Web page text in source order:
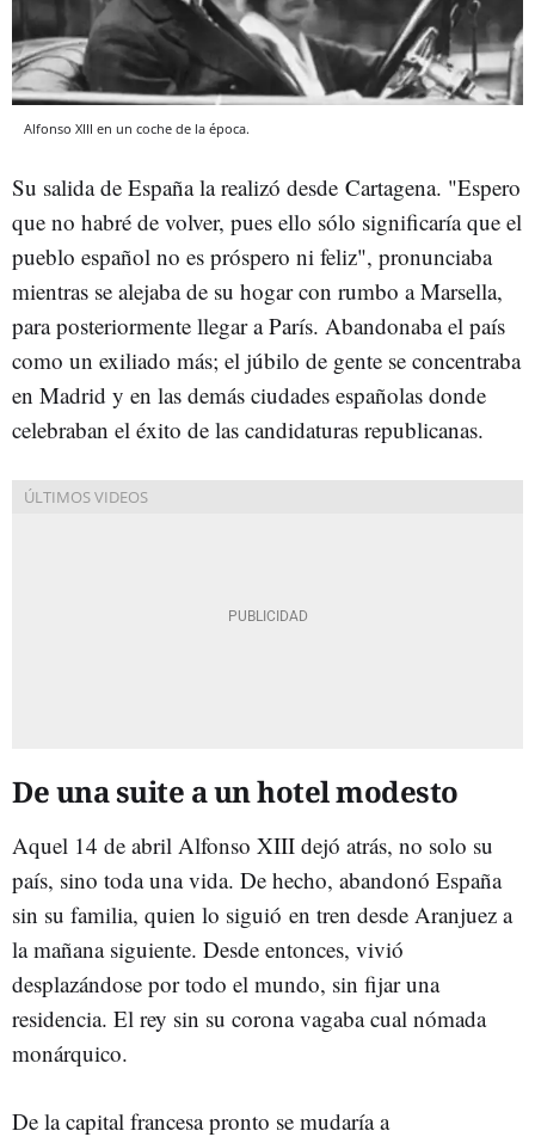
Alfonso XIII en un coche de la época.
Su salida de España la realizó desde Cartagena. "Espero
que no habré de volver, pues ello sólo significaría que el
pueblo español no es próspero ni feliz", pronunciaba
mientras se alejaba de su hogar con rumbo a Marsella,
para posteriormente llegar a París. Abandonaba el país
como un exiliado más; el júbilo de gente se concentraba
en Madrid y en las demás ciudades españolas donde
celebraban el éxito de las candidaturas republicanas.
De una suite a un hotel modesto
Aquel 14 de abril Alfonso XIII dejó atrás, no solo su
país, sino toda una vida. De hecho, abandonó España
sin su familia, quien lo siguió en tren desde Aranjuez a
la mañana siguiente. Desde entonces, vivió
desplazándose por todo el mundo, sin fijar una
residencia. El rey sin su corona vagaba cual nómada
monárquico.
De la capital francesa pronto se mudaría a